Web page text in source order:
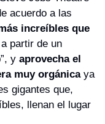
acuerdo a las
increíbles que
partir de un
y aprovecha el
muy orgánica ya
gigantes que,
llenan el lugar